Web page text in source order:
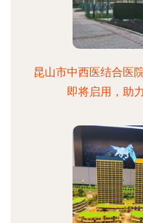
昆山市中西医结合医
即将启用，助